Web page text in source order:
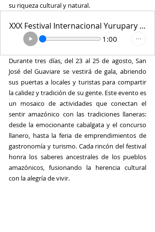
su riqueza cultural y natural.
XXX Festival Internacional Yurupary de Oro
1:00
Durante tres días, del 23 al 25 de agosto, San
José del Guaviare se vestirá de gala, abriendo
sus puertas a locales y turistas para compartir
la calidez y tradición de su gente. Este evento es
un mosaico de actividades que conectan el
sentir amazónico con las tradiciones llaneras:
desde la emocionante cabalgata y el concurso
llanero, hasta la feria de emprendimientos de
gastronomía y turismo. Cada rincón del festival
honra los saberes ancestrales de los pueblos
amazónicos, fusionando la herencia cultural
con la alegría de vivir.